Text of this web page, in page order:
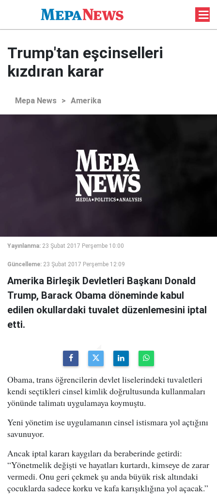
Trump'tan eşcinselleri
kızdıran karar
Mepa News > Amerika
Yayınlanma: 23 Şubat 2017 Perşembe 10:00
Güncelleme: 23 Şubat 2017 Perşembe 12:09
Amerika Birleşik Devletleri Başkanı Donald
Trump, Barack Obama döneminde kabul
edilen okullardaki tuvalet düzenlemesini iptal
etti.
Obama, trans öğrencilerin devlet liselerindeki tuvaletleri
kendi seçtikleri cinsel kimlik doğrultusunda kullanmaları
yönünde talimatı uygulamaya koymuştu.
Yeni yönetim ise uygulamanın cinsel istismara yol açtığını
savunuyor.
Ancak iptal kararı kaygıları da beraberinde getirdi:
“Yönetmelik değişti ve hayatları kurtardı, kimseye de zarar
vermedi. Onu geri çekmek şu anda büyük risk altındaki
çocuklarda sadece korku ve kafa karışıklığına yol açacak.”